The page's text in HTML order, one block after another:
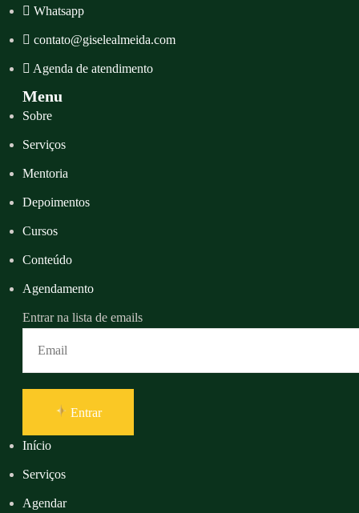
Whatsapp
contato@giselealmeida.com
Agenda de atendimento
Menu
Sobre
Serviços
Mentoria
Depoimentos
Cursos
Conteúdo
Agendamento
Entrar na lista de emails
Entrar
Início
Serviços
Agendar